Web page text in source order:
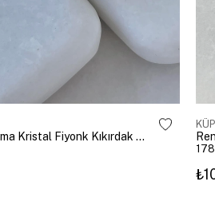
Altın Kaplama Kristal Fiyonk Kıkırdak Küpe Gümüş